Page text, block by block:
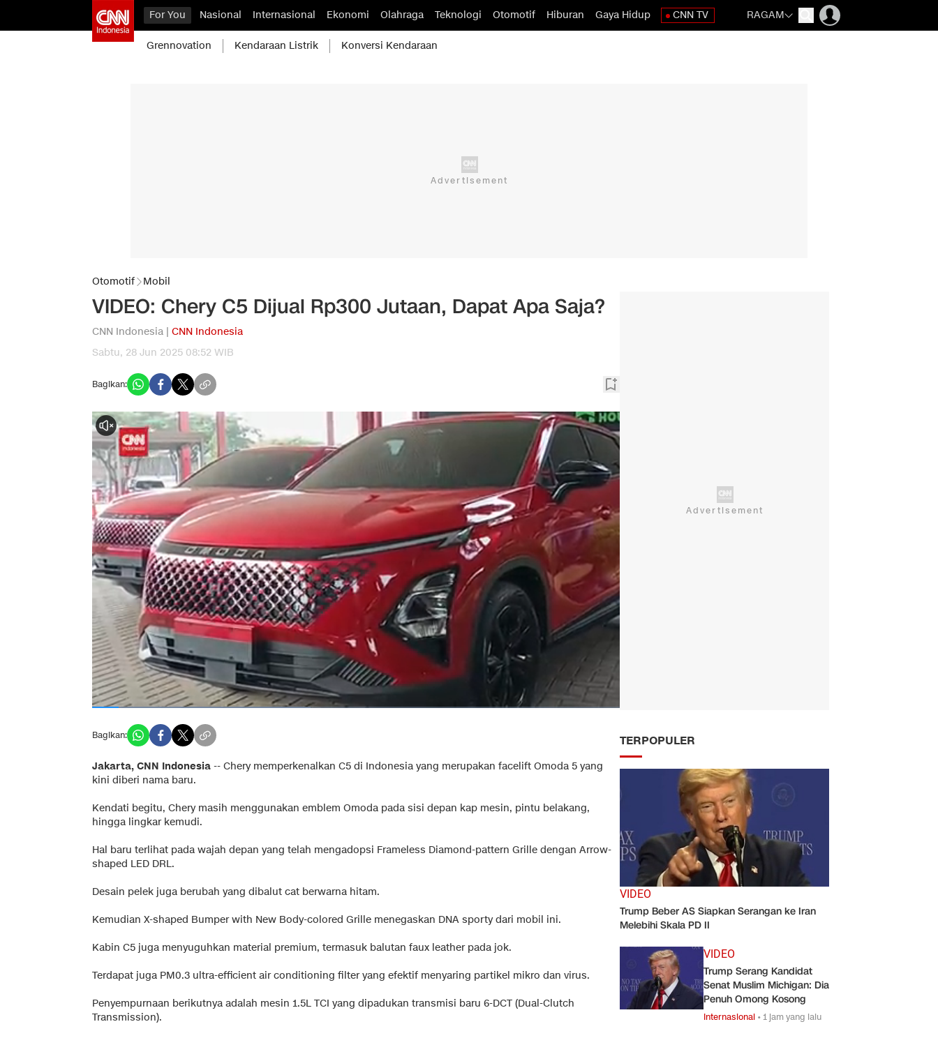
For You Nasional Internasional Ekonomi Olahraga Teknologi Otomotif Hiburan Gaya Hidup CNN TV RAGAM
Grennovation Kendaraan Listrik Konversi Kendaraan
Otomotif Mobil
VIDEO: Chery C5 Dijual Rp300 Jutaan, Dapat Apa Saja?
CNN Indonesia | CNN Indonesia
Sabtu, 28 Jun 2025 08:52 WIB
Bagikan:
Bagikan:
Jakarta, CNN Indonesia -- Chery memperkenalkan C5 di Indonesia yang merupakan facelift Omoda 5 yang
kini diberi nama baru.
Kendati begitu, Chery masih menggunakan emblem Omoda pada sisi depan kap mesin, pintu belakang,
hingga lingkar kemudi.
Hal baru terlihat pada wajah depan yang telah mengadopsi Frameless Diamond-pattern Grille dengan Arrow-
shaped LED DRL.
Desain pelek juga berubah yang dibalut cat berwarna hitam.
Kemudian X-shaped Bumper with New Body-colored Grille menegaskan DNA sporty dari mobil ini.
Kabin C5 juga menyuguhkan material premium, termasuk balutan faux leather pada jok.
Terdapat juga PM0.3 ultra-efficient air conditioning filter yang efektif menyaring partikel mikro dan virus.
Penyempurnaan berikutnya adalah mesin 1.5L TCI yang dipadukan transmisi baru 6-DCT (Dual-Clutch
Transmission).
TERPOPULER
VIDEO
Trump Beber AS Siapkan Serangan ke Iran
Melebihi Skala PD II
VIDEO
Trump Serang Kandidat
Senat Muslim Michigan: Dia
Penuh Omong Kosong
Internasional •1 jam yang lalu